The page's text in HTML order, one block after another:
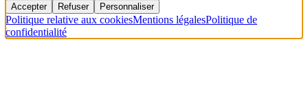
Accepter Refuser Personnaliser
Politique relative aux cookiesMentions légalesPolitique de
confidentialité